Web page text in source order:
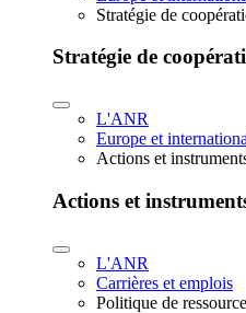
Stratégie de
Stratégie de
L'ANR
Europe et
Actions et
Actions et
L'ANR
Carrières et emplois
Politique de